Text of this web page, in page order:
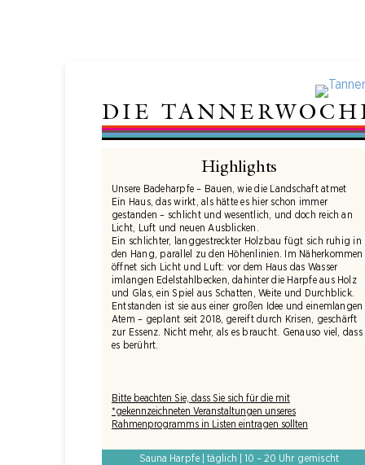
DIE
Highlights
Unsere Badeharpfe – Bauen, wie die Landschaft atmet
Ein Haus, das wirkt, als hätte es hier schon immer
gestanden – schlicht und wesentlich, und doch reich an
Licht, Luft und neuen Ausblicken.
Ein schlichter, langgestreckter Holzbau fügt sich ruhig in
den Hang, parallel zu den Höhenlinien. Im Näherkommen
öffnet sich Licht und Luft: vor dem Haus das Wasser
imlangen Edelstahlbecken, dahinter die Harpfe aus Holz
und Glas, ein Spiel aus Schatten, Weite und Durchblick.
Entstanden ist sie aus einer großen Idee und einemlangen
Atem – geplant seit 2018, gereift durch Krisen, geschärft
zur Essenz. Nicht mehr, als es braucht. Genauso viel, dass
es berührt.
Bitte beachten Sie, dass Sie sich für die mit
*gekennzeichneten Veranstaltungen unseres
Rahmenprogramms in Listen eintragen sollten
Sauna Harpfe | täglich | 10 – 20 Uhr gemischt